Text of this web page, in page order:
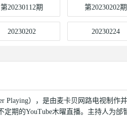
第20230112期 第20230202期
20230202 20230224
Playing），是由麦卡贝网路电视制
定期的YouTube木曜直播。主持人为